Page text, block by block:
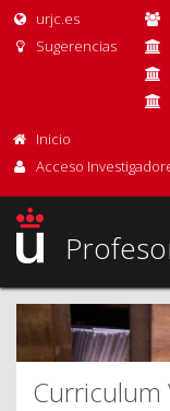
urjc.es
Sugerencias
Inicio
Acceso
Curriculum